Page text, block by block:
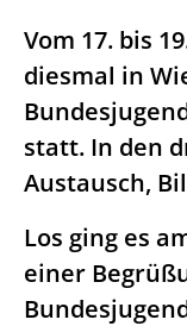
Vom 17. bis
diesmal in
statt. In den
Austausch,
Los ging es
einer